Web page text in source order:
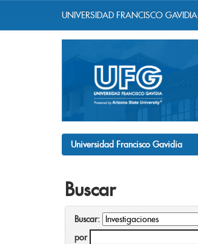
UNIVERSIDAD FRANCISCO GAVIDIA
Universidad Francisco Gavidia
Buscar
Buscar:
por